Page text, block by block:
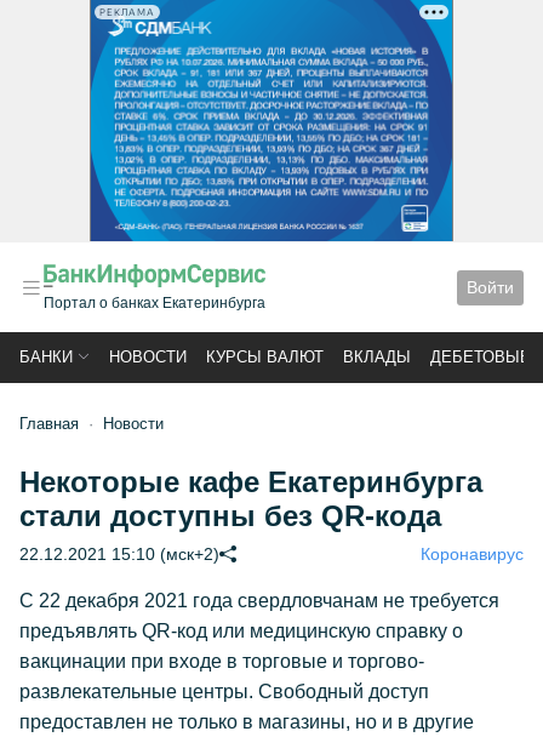
РЕКЛАМА
Портал о банках Екатеринбурга
Войти
БАНКИ НОВОСТИ КУРСЫ ВАЛЮТ ВКЛАДЫ ДЕБЕТОВЫЕ
Главная Новости
Некоторые кафе Екатеринбурга
стали доступны без QR-кода
22.12.2021 15:10 (мск+2) Коронавирус
С 22 декабря 2021 года свердловчанам не требуется
предъявлять QR-код или медицинскую справку о
вакцинации при входе в торговые и торгово-
развлекательные центры. Свободный доступ
предоставлен не только в магазины, но и в другие